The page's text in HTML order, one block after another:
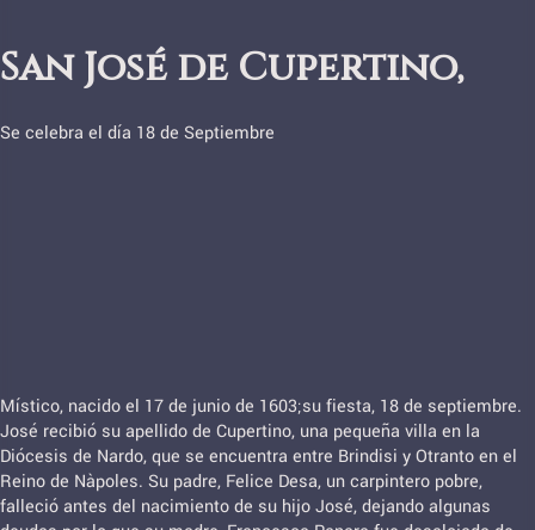
San José de Cupertino,
Se celebra el día 18 de Septiembre
Místico, nacido el 17 de junio de 1603;su fiesta, 18 de septiembre.
José recibió su apellido de Cupertino, una pequeña villa en la
Diócesis de Nardo, que se encuentra entre Brindisi y Otranto en el
Reino de Nàpoles. Su padre, Felice Desa, un carpintero pobre,
falleció antes del nacimiento de su hijo José, dejando algunas